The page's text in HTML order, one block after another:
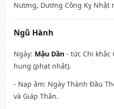
Nương, Dương Công Kỵ Nhật
Ngũ Hành
Ngày: Mậu Dần - tức Chi khắc
hung (phạt nhật).
- Nạp âm: Ngày Thành Đầu
và Giáp Thân.